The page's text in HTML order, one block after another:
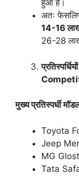
हुआ है।
अतः
14-16
26-28
मुख्यप्रतिस्पर्धी
Toyota
Jeep
MG
Tata